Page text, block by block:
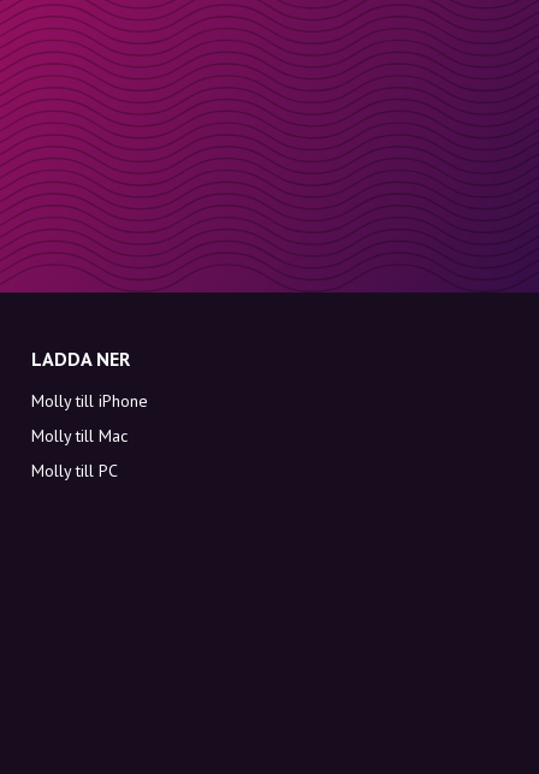
LADDA NER
Molly till iPhone
Molly till Mac
Molly till PC